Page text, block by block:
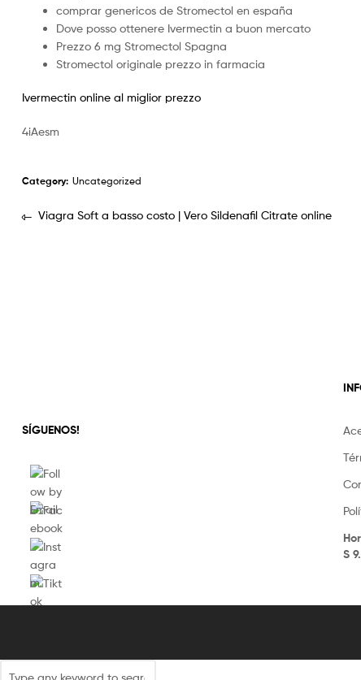
comprar genericos de Stromectol en españa
Dove posso ottenere Ivermectin a buon mercato
Prezzo 6 mg Stromectol Spagna
Stromectol originale prezzo in farmacia
Ivermectin online al miglior prezzo
4iAesm
Category: Uncategorized
Viagra Soft a basso costo | Vero Sildenafil Citrate online
SÍGUENOS!
S